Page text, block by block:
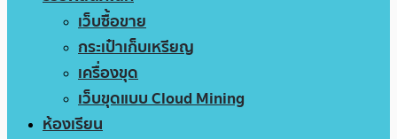
เว็บซื้อขาย
กระเป๋าเก็บเหรียญ
เครื่องขุด
เว็บขุดแบบ Cloud Mining
ห้องเรียน